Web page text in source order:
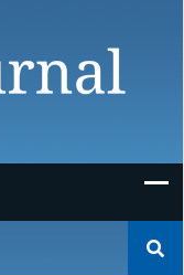
nach: